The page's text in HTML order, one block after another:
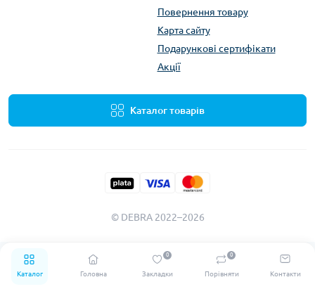
Каталог Головна Закладки
0
Порівняти
0
Контакти
Повернення товару
Карта сайту
Подарункові сертифікати
Акції
Каталог товарів
© DEBRA 2022–2026